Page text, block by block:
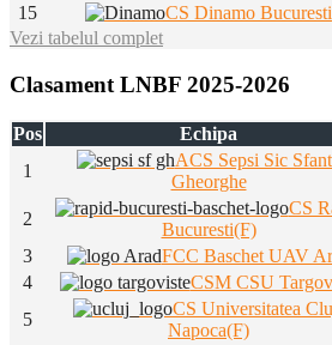
15
CS Dinamo Bucuresti
Vezi tabelul complet
Clasament LNBF 2025-2026
Pos Echipa
1
ACS Sepsi Sic
Gheorghe
2
CS
Bucuresti(F)
3
FCC Baschet UAV
4
CSM CSU
5
CS Universitatea
Napoca(F)